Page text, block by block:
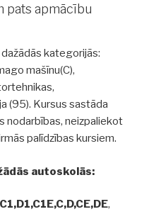
pats apmācību
kategorijās:
mašīnu(C),
(95). Kursus sastāda
nodarbības, neizpaliekot
palīdzības kursiem.
autoskolās:
,